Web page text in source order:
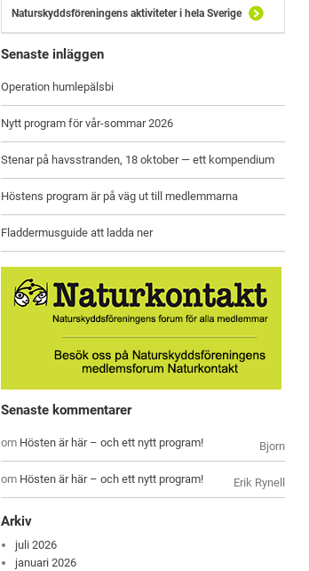
Naturskyddsföreningens aktiviteter i hela Sverige
Senaste inläggen
Operation humlepälsbi
Nytt program för vår-sommar 2026
Stenar på havsstranden, 18 oktober — ett kompendium
Höstens program är på väg ut till medlemmarna
Fladdermusguide att ladda ner
Senaste kommentarer
Bjorn
om Hösten är här – och ett nytt program!
Erik Rynell
om Hösten är här – och ett nytt program!
Arkiv
juli 2026
januari 2026